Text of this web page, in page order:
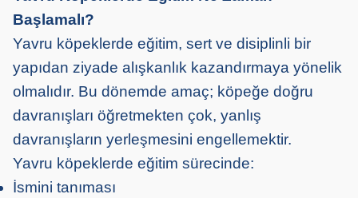
Başlamalı?
Yavru köpeklerde eğitim, sert ve disiplinli bir
yapıdan ziyade alışkanlık kazandırmaya yönelik
olmalıdır. Bu dönemde amaç; köpeğe doğru
davranışları öğretmekten çok, yanlış
davranışların yerleşmesini engellemektir.
Yavru köpeklerde eğitim sürecinde:
İsmini tanıması